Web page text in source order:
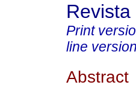
Print
line version
Abstract